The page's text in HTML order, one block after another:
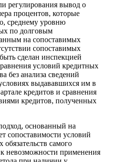
регулирования вывод о
процентов, которые
среднему уровню
по долговым
на сопоставимых
сопоставимых
сделан инспекцией
условий кредитных
без анализа сведений
выдававшихся им в
кредитов и сравнения
кредитов, полученных
основанный на
сопоставимости условий
самого
невозможности применения